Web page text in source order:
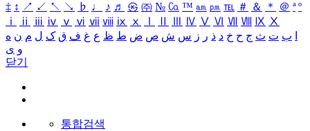
‡ ↕ ↗ ↙ ↖ ↘ ♭ ♩ ♪ ♬ ㉿ ㈜ № ㏇ ™ ㏂ ㏘ ℡ ＃ ＆ ＊ ＠ ª º
ⅰ
ⅱ ⅲ ⅳ ⅴ ⅵ ⅶ ⅷ ⅸ ⅹ Ⅳ Ⅴ Ⅵ Ⅶ Ⅷ Ⅸ Ⅹ
ب ت ث ج ح خ د ذ ر ز س ش ص ض ط ظ ع غ ف ق ک ل م ن ه
و ی
닫기
통합검색